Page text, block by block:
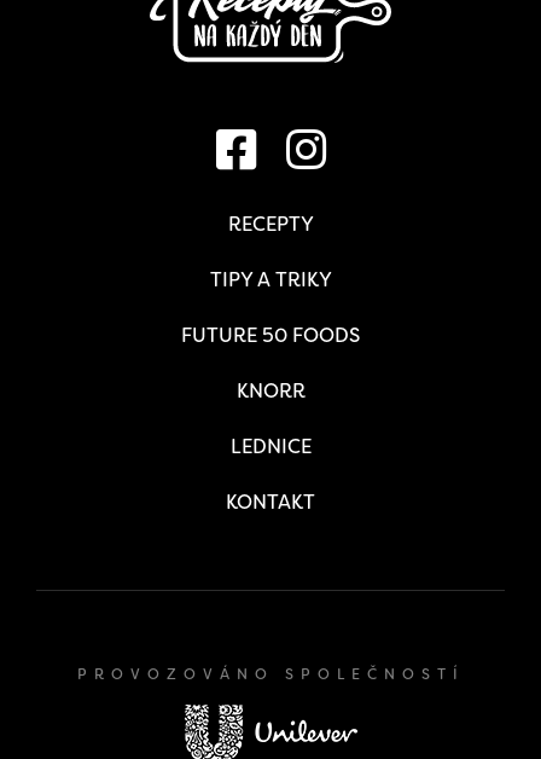
RECEPTY
TIPY A TRIKY
FUTURE 50 FOODS
KNORR
LEDNICE
KONTAKT
PROVOZOVÁNO SPOLEČNOSTÍ